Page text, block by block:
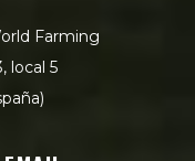
Farming
local 5